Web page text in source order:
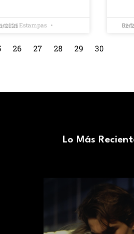
Estampas
2025 02/
26 27 28 29 30
Lo Más